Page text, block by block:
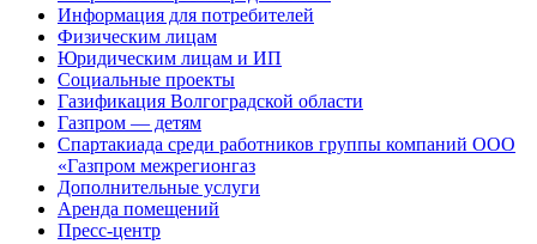
Информация для потребителей
Физическим лицам
Юридическим лицам и ИП
Социальные проекты
Газификация Волгоградской области
Газпром — детям
Спартакиада среди работников группы компаний ООО
«Газпром межрегионгаз
Дополнительные услуги
Аренда помещений
Пресс-центр